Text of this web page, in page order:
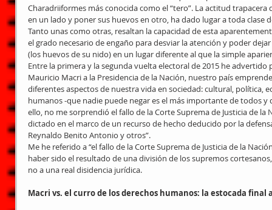
Charadriiformes más conocida como el “tero”. La actitud
en un lado y poner sus huevos en otro, ha dado lugar a toda clase
Tanto unas como otras, resaltan la capacidad de esta
el grado necesario de engaño para desviar la atención y poder
(los huevos de su nido) en un lugar diferente al que la simple
Entre la primera y la segunda vuelta electoral de 2015 he
Mauricio Macri a la Presidencia de la Nación, nuestro país
diferentes aspectos de nuestra vida en sociedad: cultural, política,
humanos -que nadie puede negar es el más importante de todos y
ello, no me sorprendió el fallo de la Corte Suprema de Justicia de la
dictado en el marco de un recurso de hecho deducido por la
Reynaldo Benito Antonio y otros”.
Me he referido a “el fallo de la Corte Suprema de Justicia de la
haber sido el resultado de una división de los supremos
no a una real disidencia jurídica.
Macri vs. el curro de los derechos humanos: la estocada final